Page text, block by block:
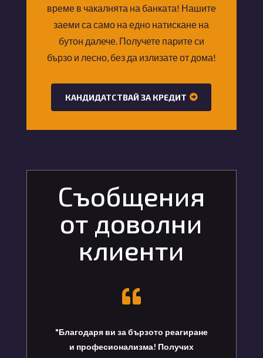
време в чакалнята на банката! Нашите
заеми са само на едно натискане на
бутон далече. Получете парите си
бързо и лесно, без да излизате от дома!
КАНДИДАТСТВАЙ ЗА КРЕДИТ
Съобщения
от доволни
клиенти

"Благодаря ви за бързото реагиране
и професионализма! Получих